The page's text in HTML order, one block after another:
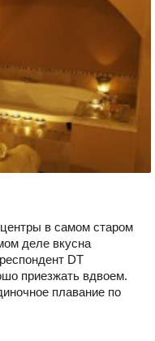
в самом старом
деле вкусна
DT
приезжать вдвоем.
плавание по